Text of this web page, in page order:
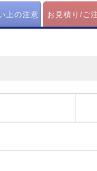
上の注意 お見積り/ご